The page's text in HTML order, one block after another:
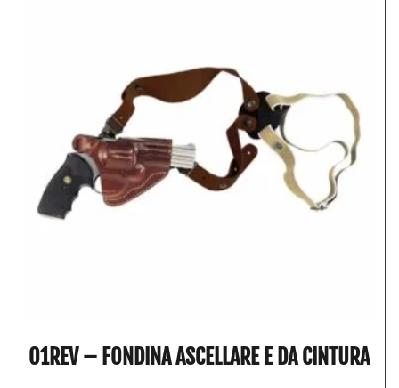
O1REV – FONDINA ASCELLARE E DA CINTURA